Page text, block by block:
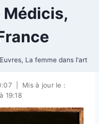
Médicis,
, La femme dans l'art
Mis à jour le :
19:18